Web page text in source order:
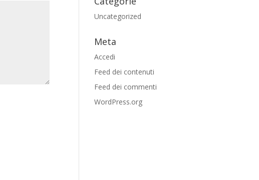
Uncategorized
Meta
Accedi
Feed dei contenuti
Feed dei commenti
WordPress.org